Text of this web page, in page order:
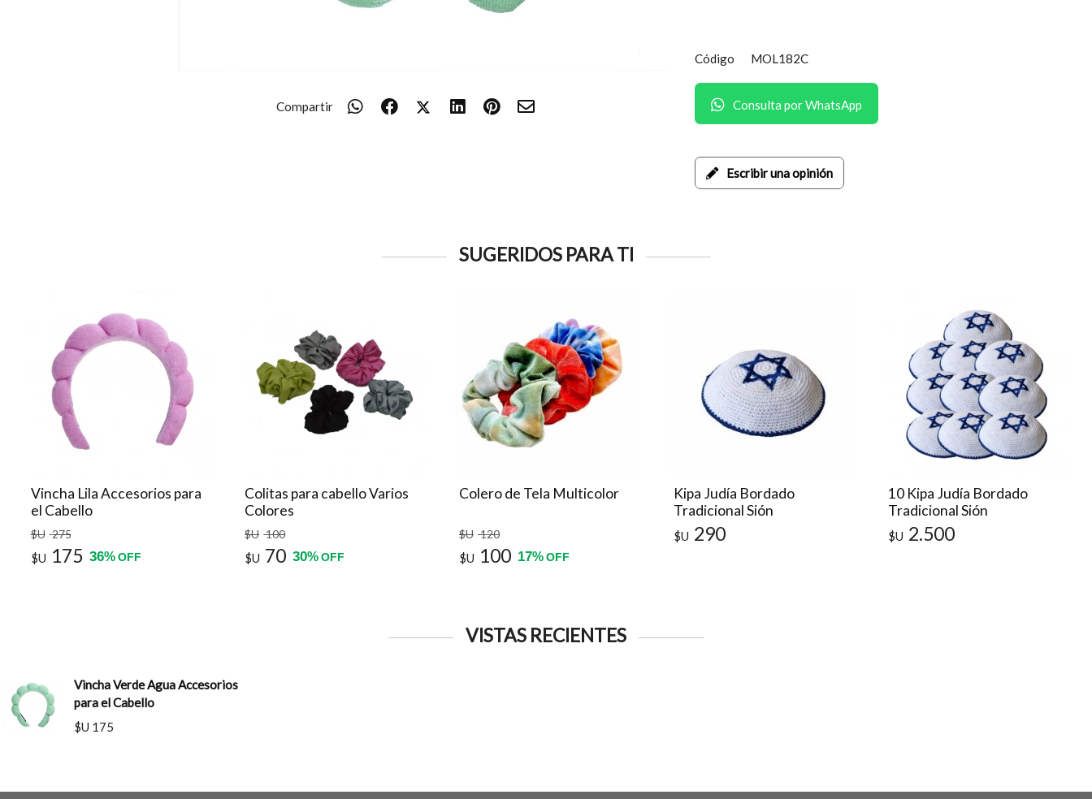
Compartir
Código MOL182C
Consulta por WhatsApp
Escribir una opinión
SUGERIDOS PARA TI
Vincha Lila Accesorios para
el Cabello
$U 275
$U 175 36% OFF
Colitas para cabello Varios
Colores
$U 100
$U 70 30% OFF
Colero de Tela Multicolor
$U 120
$U 100 17%OFF
Kipa Judía Bordado
Tradicional Sión
$U 290
10 Kipa Judía Bordado
Tradicional Sión
$U 2.500
VISTAS RECIENTES
Vincha Verde Agua Accesorios
para el Cabello
$U 175